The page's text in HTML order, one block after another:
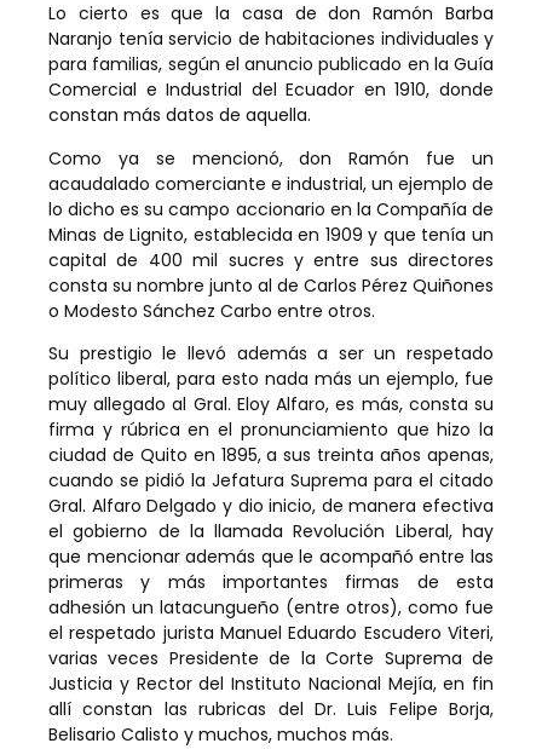
Lo cierto es que la casa de don Ramón Barba
Naranjo tenía servicio de habitaciones individuales y
para familias, según el anuncio publicado en la Guía
Comercial e Industrial del Ecuador en 1910, donde
constan más datos de aquella.
Como ya se mencionó, don Ramón fue un
acaudalado comerciante e industrial, un ejemplo de
lo dicho es su campo accionario en la Compañía de
Minas de Lignito, establecida en 1909 y que tenía un
capital de 400 mil sucres y entre sus directores
consta su nombre junto al de Carlos Pérez Quiñones
o Modesto Sánchez Carbo entre otros.
Su prestigio le llevó además a ser un respetado
político liberal, para esto nada más un ejemplo, fue
muy allegado al Gral. Eloy Alfaro, es más, consta su
firma y rúbrica en el pronunciamiento que hizo la
ciudad de Quito en 1895, a sus treinta años apenas,
cuando se pidió la Jefatura Suprema para el citado
Gral. Alfaro Delgado y dio inicio, de manera efectiva
el gobierno de la llamada Revolución Liberal, hay
que mencionar además que le acompañó entre las
primeras y más importantes firmas de esta
adhesión un latacungueño (entre otros), como fue
el respetado jurista Manuel Eduardo Escudero Viteri,
varias veces Presidente de la Corte Suprema de
Justicia y Rector del Instituto Nacional Mejía, en fin
allí constan las rubricas del Dr. Luis Felipe Borja,
Belisario Calisto y muchos, muchos más.